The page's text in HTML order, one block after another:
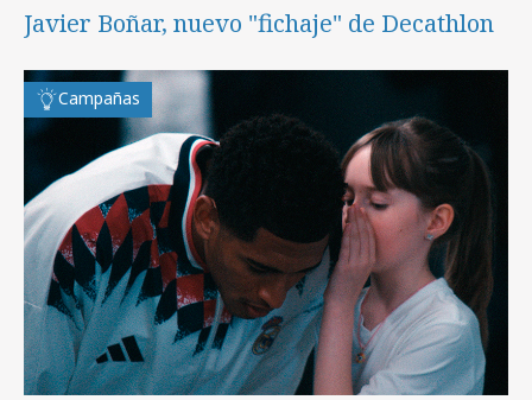
Javier Boñar, nuevo "fichaje" de Decathlon
Campañas